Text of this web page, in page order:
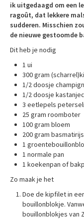
ik uitgedaagd om een
ragoût, dat lekkere
sudderen. Misschien
de nieuwe gestoomde
Dit heb je nodig
1 ui
300 gram
1/2 doosje
1/2 doosje
3 eetlepels
25 gram roomboter
100 gram bloem
200 gram
1
1 normale pan
1 koekenpan of
Zo maak je het
Doe de kipfilet in
bouillonblokje.
bouillonblokjes van